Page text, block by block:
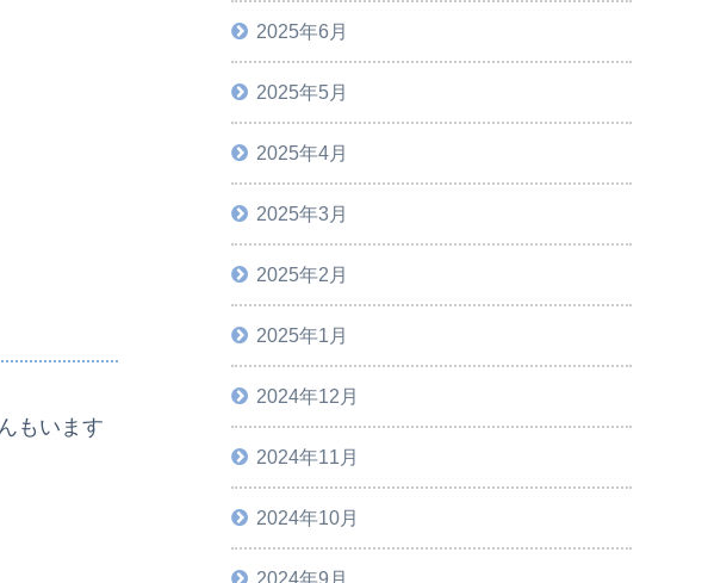
もいます
2025年6月
2025年5月
2025年4月
2025年3月
2025年2月
2025年1月
2024年12月
2024年11月
2024年10月
2024年9月